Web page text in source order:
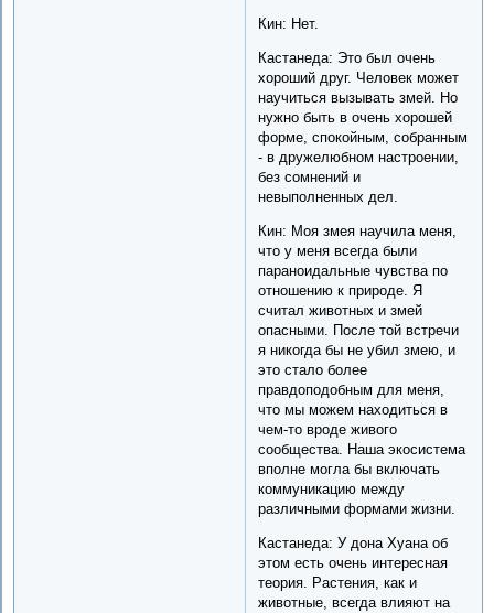
Кин: Нет.
Кастанеда: Это был очень
хороший друг. Человек может
научиться вызывать змей. Но
нужно быть в очень хорошей
форме, спокойным, собранным
- в дружелюбном настроении,
без сомнений и
невыполненных дел.
Кин: Моя змея научила меня,
что у меня всегда были
параноидальные чувства по
отношению к природе. Я
считал животных и змей
опасными. После той встречи
я никогда бы не убил змею, и
это стало более
правдоподобным для меня,
что мы можем находиться в
чем-то вроде живого
сообщества. Наша экосистема
вполне могла бы включать
коммуникацию между
различными формами жизни.
Кастанеда: У дона Хуана об
этом есть очень интересная
теория. Растения, как и
животные, всегда влияют на